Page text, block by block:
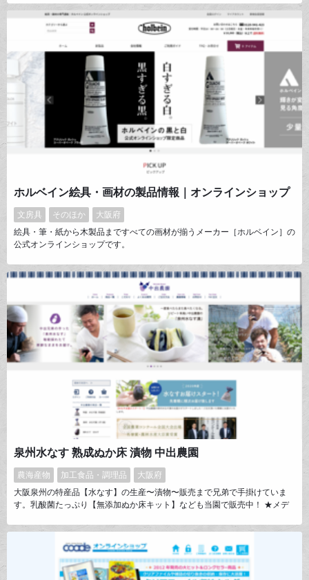
す。新しいもの、古いもの、オリジナルのもの…イブル（韓国のおふとん）
や石鹸、キムチまで。韓国のアイテムが日本の暮らしの定番品になっていた
だけるよう発信しております。
ホルベイン絵具・画材の製品情報｜オンラインショップ
文房具 そのほか
大阪府
絵具・筆・紙から木製品まですべての画材が揃うメーカー［ホルベイン］の
公式オンラインショップです。
泉州水なす 熟成ぬか床 漬物 中出農園
農海産物 加工食品・調理品
大阪府
大阪泉州の特産品【水なす】の生産〜漬物〜販売まで兄弟で手掛けていま
す。乳酸菌たっぷり【無添加ぬか床キット】なども当園で販売中！ ★メデ
チューン〜アノ職業のヒミツぶっちゃけます！】NHK【ひるブラ】ABC朝
日放送【旅サラダ】等、多数出演。